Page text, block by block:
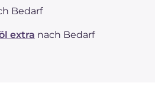
Bedarf
extra nach Bedarf